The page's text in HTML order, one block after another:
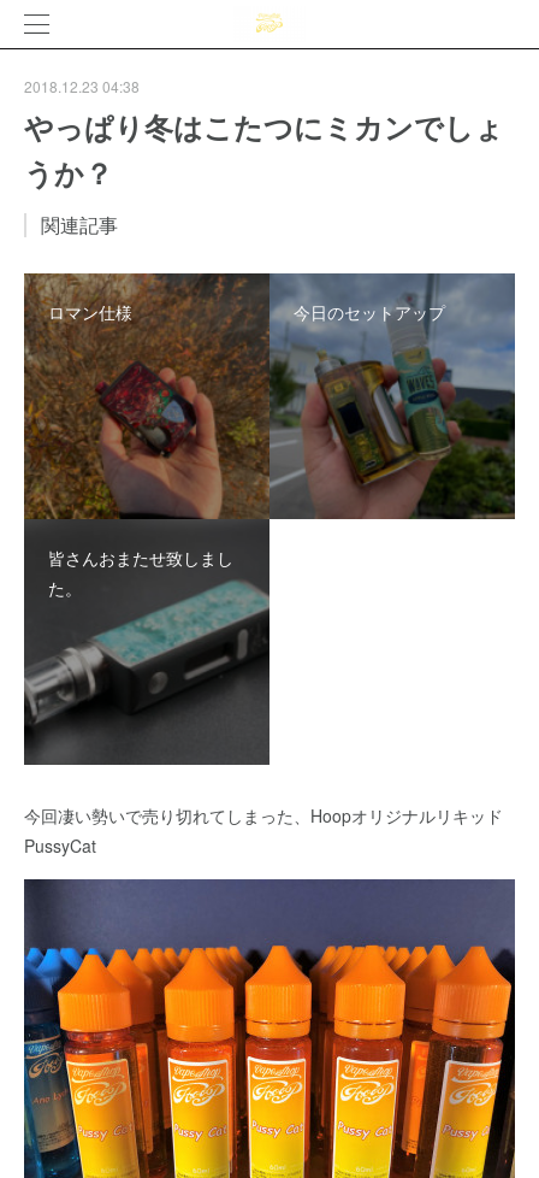
2018.12.23 04:38
やっぱり冬はこたつにミカンでしょ
うか？
関連記事
ロマン仕様 今日のセットアップ
皆さんおまたせ致しまし
た。
今回凄い勢いで売り切れてしまった、Hoopオリジナルリキッド
PussyCat